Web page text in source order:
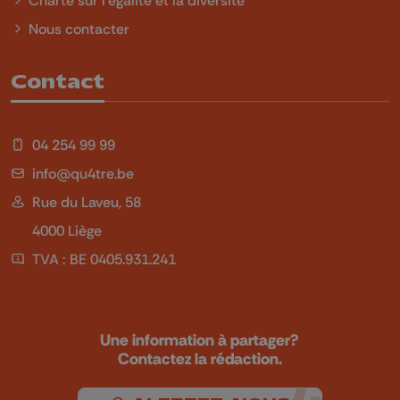
Nous contacter
Contact
04 254 99 99
info@qu4tre.be
Rue du Laveu, 58
4000 Liège
TVA : BE 0405.931.241
Une information à partager?
Contactez la rédaction.